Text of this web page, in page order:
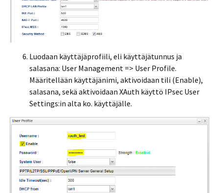
Luodaan käyttäjäprofiili, eli käyttäjätunnus ja
salasana: User Management => User Profile.
Määritellään käyttäjänimi, aktivoidaan tili (Enable),
salasana, sekä aktivoidaan XAuth käyttö IPsec User
Settings:in alta ko. käyttäjälle.